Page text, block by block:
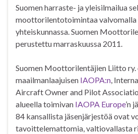
Suomen harraste- ja yleisilmailua
moottorilentotoimintaa
yhteiskunnassa. Suomen
perustettu marraskuussa 2011.
Suomen Moottorilentäjien Liitto ry.
maailmanlaajuisen IAOPA:n,
Aircraft Owner and Pilot
alueella toimivan IAOPA Europe’n
84 kansallista jäsenjärjestöä ovat
tavoittelemattomia, valtiovallasta